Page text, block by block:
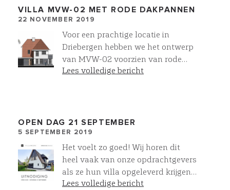
VILLA MVW-02 MET RODE DAKPANNEN
22 NOVEMBER 2019
Voor een prachtige locatie in
Driebergen hebben we het ontwerp
van MVW-02 voorzien van rode
dakpannen. ook met onze
Lees volledige bericht
OPEN DAG 21 SEPTEMBER
5 SEPTEMBER 2019
Het voelt zo goed! Wij horen dit
heel vaak van onze opdrachtgevers
als ze hun villa opgeleverd krijgen.
Wij willen u onze villa’s ook graag
Lees volledige bericht